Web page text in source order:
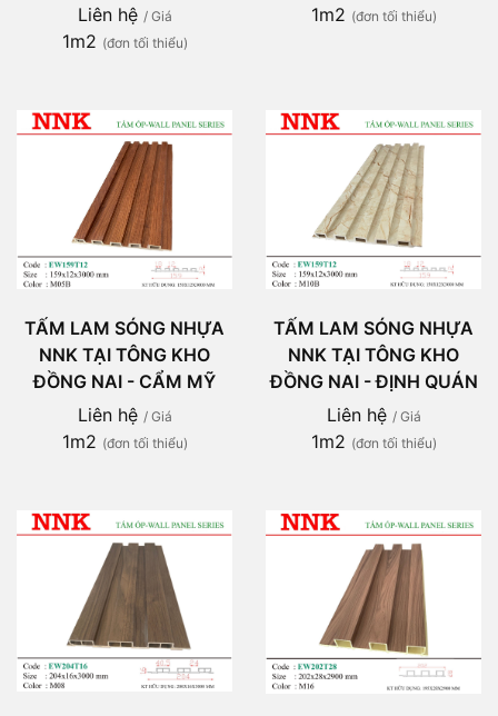
Liên hệ / Giá
1m2 (đơn tối thiểu)
1m2 (đơn tối thiểu)
TẤM LAM SÓNG NHỰA
NNK TẠI TÔNG KHO
ĐỒNG NAI - CẨM MỸ
Liên hệ / Giá
1m2 (đơn tối thiểu)
TẤM LAM SÓNG NHỰA
NNK TẠI TÔNG KHO
ĐỒNG NAI - ĐỊNH QUÁN
Liên hệ / Giá
1m2 (đơn tối thiểu)